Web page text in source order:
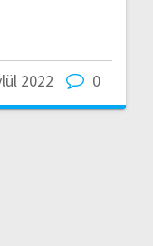
2022 0